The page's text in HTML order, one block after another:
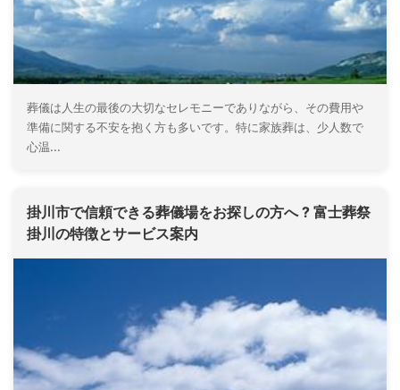
葬儀は人生の最後の大切なセレモニーでありながら、その費用や
準備に関する不安を抱く方も多いです。特に家族葬は、少人数で
心温...
掛川市で信頼できる葬儀場をお探しの方へ ? 富士葬祭
掛川の特徴とサービス案内